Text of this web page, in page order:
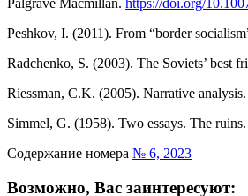
Palgrave Macmillan. https://doi.org/
Peshkov, I. (2011). From “border
Radchenko, S. (2003). The Soviets’ best
Riessman, C.K. (2005). Narrative
Simmel, G. (1958). Two essays. The ruins.
Содержание номера № 6, 2023
Возможно, Вас заинтересуют: